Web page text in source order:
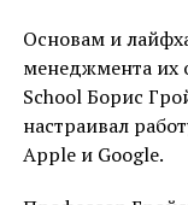
Основам и
менеджмента их
School Борис
настраивал
Apple и Google.